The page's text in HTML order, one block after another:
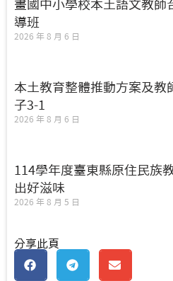
畫國中小學校本土語文教師
導班
2026 年 8 月 6 日
本土教育整體推動方案及教
子3-1
2026 年 8 月 6 日
114學年度臺東縣原住民族
出好滋味
2026 年 8 月 5 日
分享此頁